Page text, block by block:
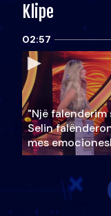
Klipe
02:57
"Një
Selin
mes